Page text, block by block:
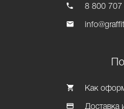
8 800 707
Как
Доставка